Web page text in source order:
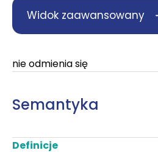
Widok zaawansowany
nie odmienia się
Semantyka
Definicje